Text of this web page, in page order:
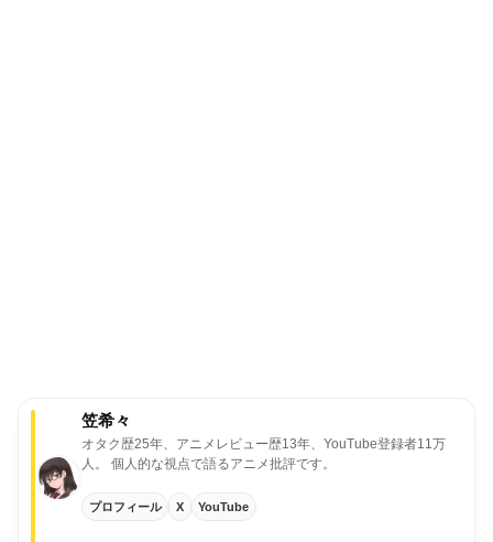
笠希々
オタク歴25年、アニメレビュー歴13年、YouTube登録者11万
人。
個人的な視点で語るアニメ批評です。
プロフィール X YouTube